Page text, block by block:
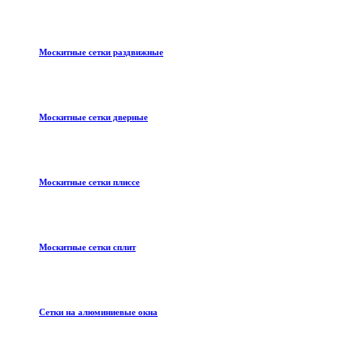
Москитные сетки раздвижные
Москитные сетки дверные
Москитные сетки плиссе
Москитные сетки сплит
Сетки на алюминиевые окна